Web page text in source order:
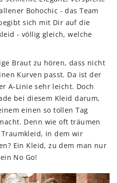
Bohochic - das Team
begibt sich mit Dir auf die
- völlig gleich, welche
Braut zu hören, dass nicht
Kurven passt. Da ist der
A-Linie sehr leicht. Doch
bei diesem Kleid darum,
einen so tollen Tag
Denn wie oft träumen
in dem wir
Ein Kleid, zu dem man nur
No Go!